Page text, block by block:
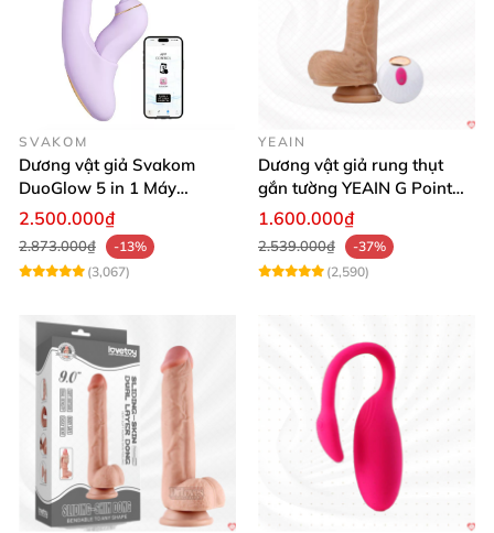
SVAKOM
Dương vật giả Svakom
DuoGlow 5 in 1 Máy
Massage Điểm G & Âm Vật
Điều Khiển App
2.500.000₫
2.873.000₫
-13%
(3,067)
YEAIN
Dương vật giả rung thụt
gắn tường YEAIN G Point
siêu thực điều khiển từ xa
1.600.000₫
2.539.000₫
-37%
(2,590)